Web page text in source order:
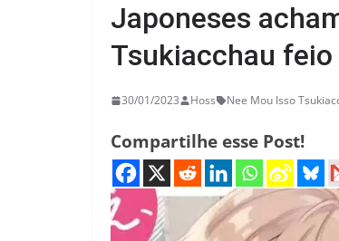
Japoneses
Tsukiacchau feio
30/01/2023 Hoss Nee Mou Isso
Compartilhe esse Post!